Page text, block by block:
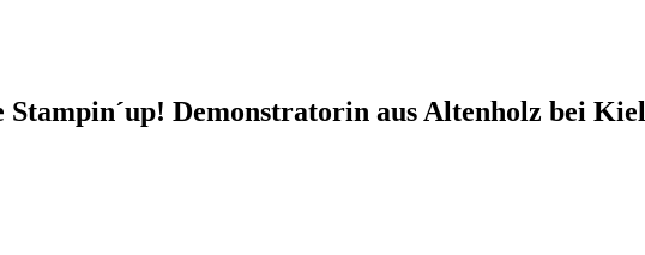
Demonstratorin aus Altenholz bei Kiel